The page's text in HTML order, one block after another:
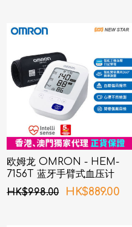
欧姆龙 OMRON - HEM-
7156T 蓝牙手臂式血压计
HK$998.00
HK$889.00